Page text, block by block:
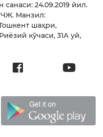
24.09.2019 йил.
Манзил:
шаҳри,
кўчаси, 31А уй,